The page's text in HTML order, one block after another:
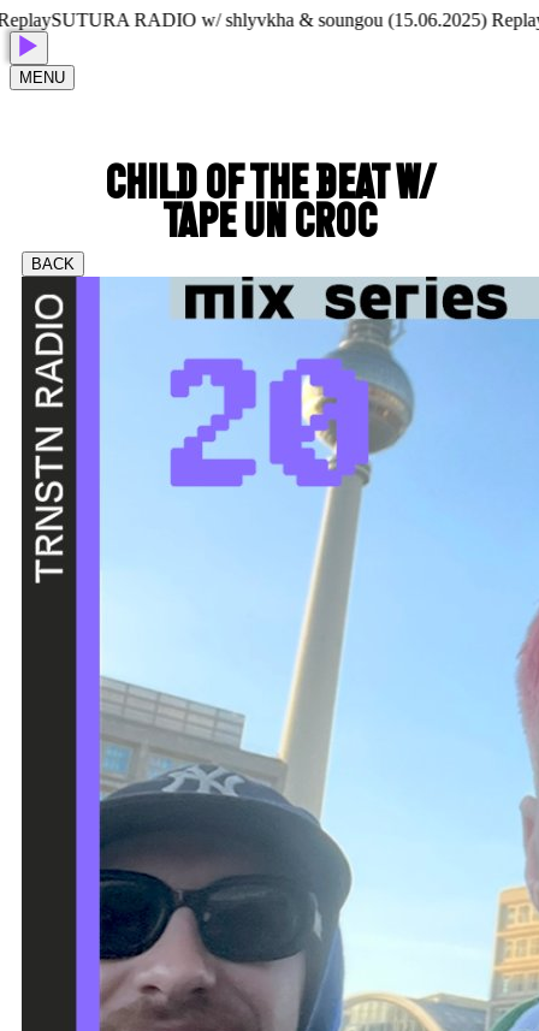
SUTURA RADIO w/ shlyvkha & soungou (15.06.2025) Replay
MENU
CHILD OF THE BEAT W/
TAPE UN CROC
BACK